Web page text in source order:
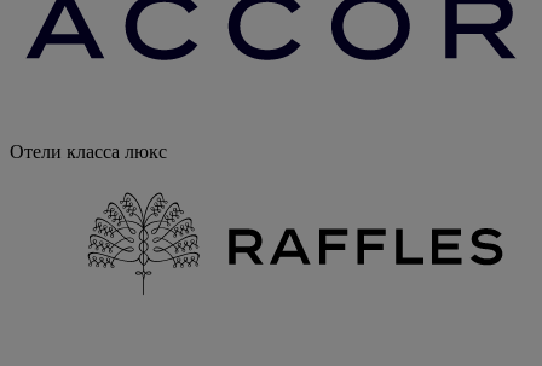
Отели класса люкс